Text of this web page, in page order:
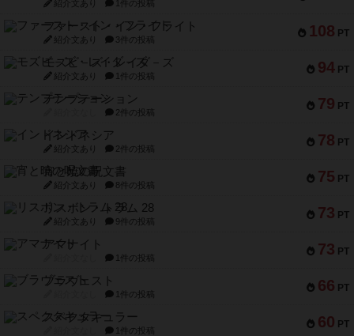
紹介文あり 1件の投稿
108 PT
ファースト・イン・フライト
紹介文あり 3件の投稿
94 PT
モズビ－ズ・レイダ－ズ
紹介文あり 1件の投稿
79 PT
テンプテーション
2件の投稿
78 PT
インドネシア
紹介文あり 2件の投稿
75 PT
宵と暁の呪文書
紹介文あり 8件の投稿
73 PT
リスボン・トラム 28
紹介文あり 9件の投稿
73 PT
アマナイト
1件の投稿
66 PT
ブラヴェスト
1件の投稿
60 PT
スペクタキュラー
1件の投稿